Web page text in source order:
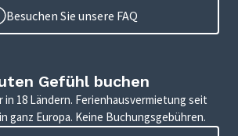
Besuchen Sie unsere FAQ
Gefühl buchen
in 18 Ländern. Ferienhausvermietung seit
ganz Europa. Keine Buchungsgebühren.